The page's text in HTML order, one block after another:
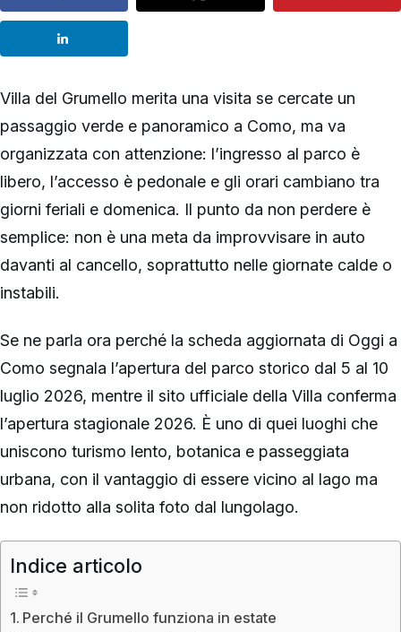
Villa del Grumello merita una visita se cercate un
passaggio verde e panoramico a Como, ma va
organizzata con attenzione: l’ingresso al parco è
libero, l’accesso è pedonale e gli orari cambiano tra
giorni feriali e domenica. Il punto da non perdere è
semplice: non è una meta da improvvisare in auto
davanti al cancello, soprattutto nelle giornate calde o
instabili.
Se ne parla ora perché la scheda aggiornata di Oggi a
Como segnala l’apertura del parco storico dal 5 al 10
luglio 2026, mentre il sito ufficiale della Villa conferma
l’apertura stagionale 2026. È uno di quei luoghi che
uniscono turismo lento, botanica e passeggiata
urbana, con il vantaggio di essere vicino al lago ma
non ridotto alla solita foto dal lungolago.
Indice articolo
Perché il Grumello funziona in estate